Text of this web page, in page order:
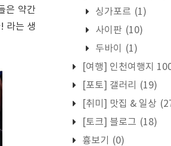
은 약간
라는 생
싱가포르 (1)
사이판 (10)
두바이
(1)
[여행] 인천여행지
[포토] 갤러리
(19)
[취미] 맛집 & 일상
[토크] 블로그 (18)
흉보기
(0)